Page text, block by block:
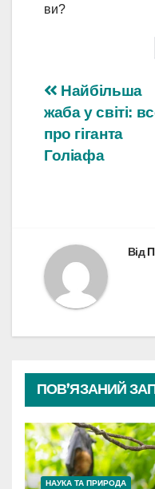
ви?
Навігація
записів
Найбільша
жаба у світі:
про гіганта
Голіафа
Від
ПОВ’ЯЗАНИЙ
НАУКА ТА ПРИРОДА